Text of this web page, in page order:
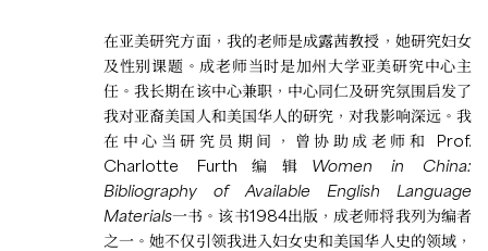
在亚美研究方面，我的老师是成露茜教授，她研究妇女
及性别课题。成老师当时是加州大学亚美研究中心主
任。我长期在该中心兼职，中心同仁及研究氛围启发了
我对亚裔美国人和美国华人的研究，对我影响深远。我
在中心当研究员期间，曾协助成老师和 Prof.
Charlotte Furth编辑 Women in China:
Bibliography of Available English Language
Materials一书。该书1984出版，成老师将我列为编者
之一。她不仅引领我进入妇女史和美国华人史的领域，